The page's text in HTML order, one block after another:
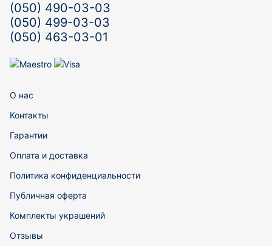
(050) 490-03-03
(050) 499-03-03
(050) 463-03-01
О нас
Контакты
Гарантии
Оплата и доставка
Политика конфиденциальности
Публичная оферта
Комплекты украшений
Отзывы